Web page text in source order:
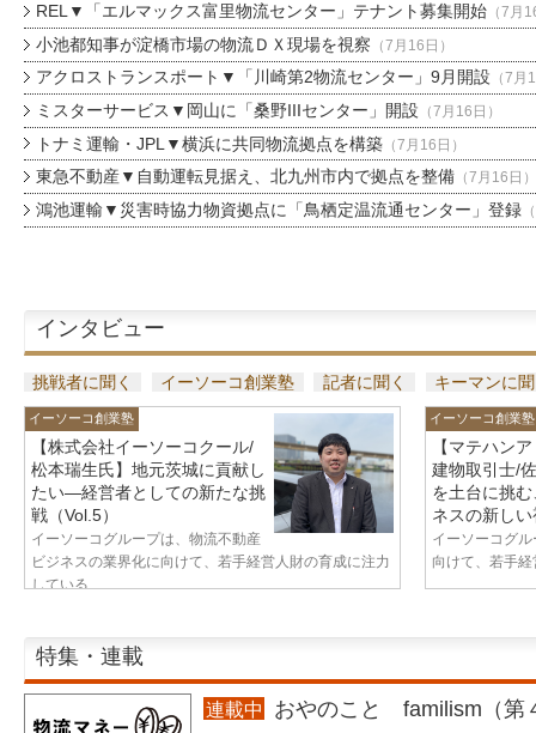
REL▼「エルマックス富里物流センター」テナント募集開始（7月
小池都知事が淀橋市場の物流ＤＸ現場を視察 （7月16日）
アクロストランスポート▼「川崎第2物流センター」9月開設 （7月
ミスターサービス▼岡山に「桑野IIIセンター」開設 （7月16日）
トナミ運輸・JPL▼横浜に共同物流拠点を構築（7月16日）
東急不動産▼自動運転見据え、北九州市内で拠点を整備（7月16日）
鴻池運輸▼災害時協力物資拠点に「鳥栖定温流通センター」登録
インタビュー
挑戦者に聞く イーソーコ創業塾 記者に聞く キーマンに
イーソーコ創業塾
【株式会社イーソーコクール/
松本瑞生氏】地元茨城に貢献し
たい—経営者としての新たな挑
戦（Vol.5）
イーソーコグループは、物流不動産
ビジネスの業界化に向けて、若手経営人財の育成に注力
している...
イーソーコ創業塾
【マテハン
建物取引士/
を土台に挑
ネスの新し
イーソーコグ
向けて、若手
特集・連載
連載中 おやのこと familism（第